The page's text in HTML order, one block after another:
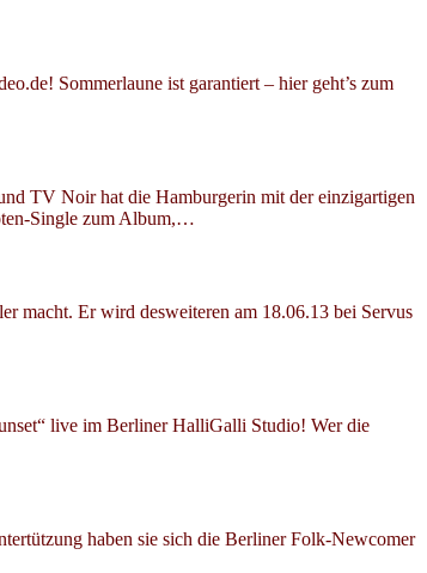
Sommerlaune ist garantiert – hier geht’s zum
TV Noir hat die Hamburgerin mit der einzigartigen
Single zum Album,…
macht. Er wird desweiteren am 18.06.13 bei Servus
live im Berliner HalliGalli Studio! Wer die
haben sie sich die Berliner Folk-Newcomer